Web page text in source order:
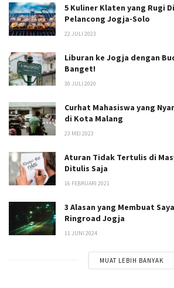
5 Kuliner Klaten yang Rugi
Pelancong Jogja-Solo
22 JULI 2023
Liburan ke Jogja dengan
Banget!
30 JULI 2020
Curhat Mahasiswa yang
di Kota Malang
23 MEI 2023
Aturan Tidak Tertulis di
Ditulis Saja
16 FEBRUARI 2021
3 Alasan yang Membuat
Ringroad Jogja
11 JUNI 2024
MUAT LEBIH BANYAK